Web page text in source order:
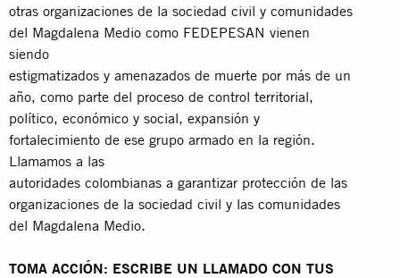
otras organizaciones de la sociedad civil y comunidades
del Magdalena Medio como FEDEPESAN vienen
siendo
estigmatizados y amenazados de muerte por más de un
año, como parte del proceso de control territorial,
político, económico y social, expansión y
fortalecimiento de ese grupo armado en la región.
Llamamos a las
autoridades colombianas a garantizar protección de las
organizaciones de la sociedad civil y las comunidades
del Magdalena Medio.
TOMA ACCIÓN: ESCRIBE UN LLAMADO CON TUS